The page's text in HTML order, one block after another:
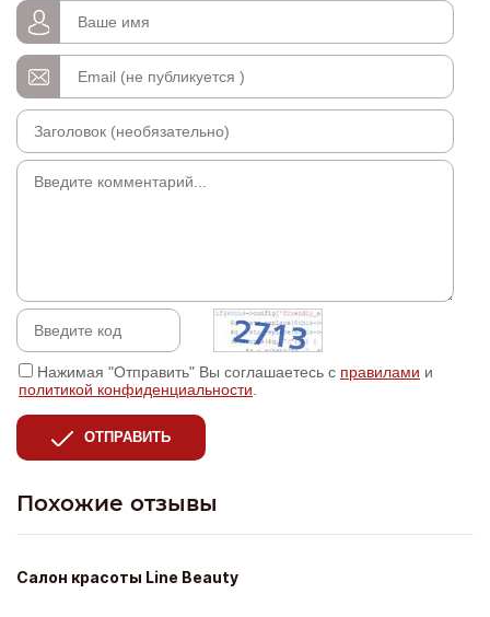
Нажимая "Отправить" Вы соглашаетесь с правилами и
политикой конфиденциальности
ОТПРАВИТЬ
Похожие отзывы
Салон красоты Line Beauty